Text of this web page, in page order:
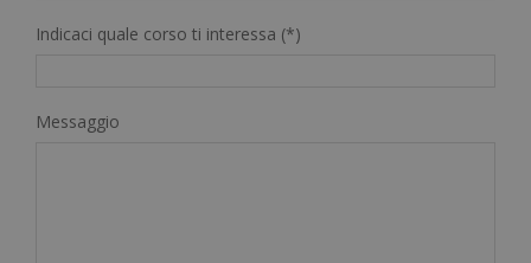
Indicaci quale corso ti interessa (*)
Messaggio